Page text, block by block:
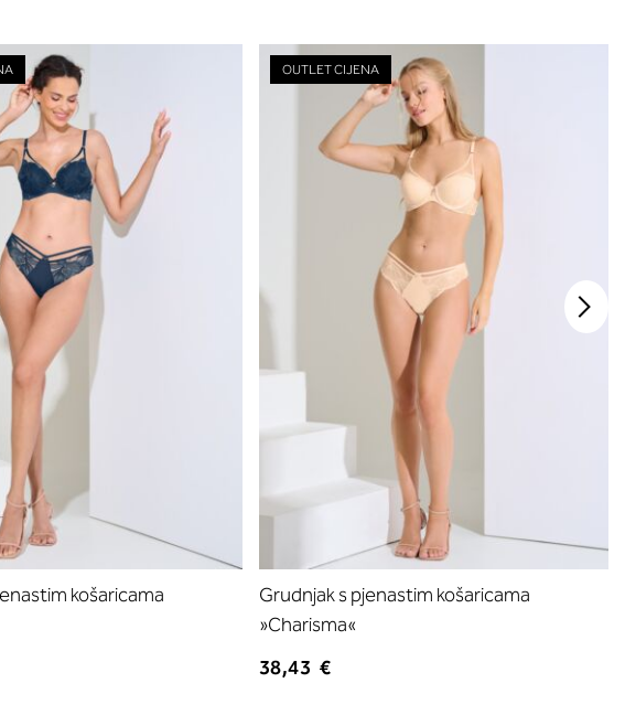
košaricama
OUTLET CIJENA
Grudnjak s pjenastim košaricama
»Charisma«
38,43 €